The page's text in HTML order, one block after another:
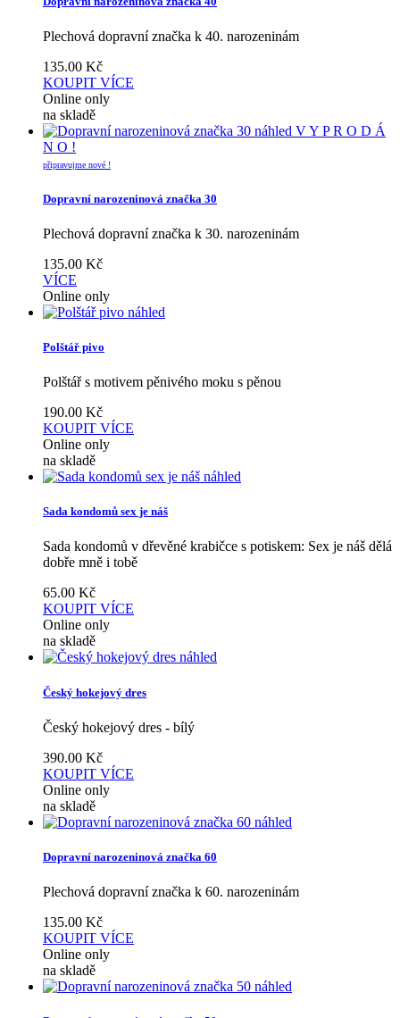
Plechová dopravní značka k 40. narozeninám
135.00 Kč
KOUPIT VÍCE
Online only
na skladě
náhled V Y P R O D Á
N O !
připravujme nové !
Dopravní narozeninová značka 30
Plechová dopravní značka k 30. narozeninám
135.00 Kč
VÍCE
Online only
náhled
Polštář pivo
Polštář s motivem pěnivého moku s pěnou
190.00 Kč
KOUPIT VÍCE
Online only
na skladě
náhled
Sada kondomů sex je náš
Sada kondomů v dřevěné krabičce s potiskem: Sex je náš dělá
dobře mně i tobě
65.00 Kč
KOUPIT VÍCE
Online only
na skladě
náhled
Český hokejový dres
Český hokejový dres - bílý
390.00 Kč
KOUPIT VÍCE
Online only
na skladě
náhled
Dopravní narozeninová značka 60
Plechová dopravní značka k 60. narozeninám
135.00 Kč
KOUPIT VÍCE
Online only
na skladě
náhled